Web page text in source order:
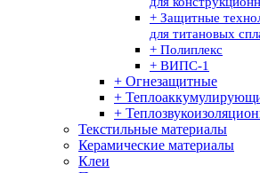
+ Защитные
для титановых
+ Полиплекс
+ ВИПС-1
+ Огнезащитные
+
+
Текстильные материалы
Керамические материалы
Клеи